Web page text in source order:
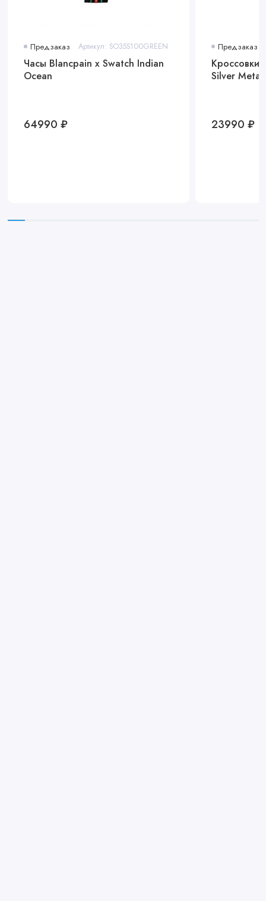
Предзаказ Артикул: SO35S100GREEN
Часы Blancpain x Swatch Indian
Ocean
64990 ₽
Предзаказ
Кроссовки
Silver
23990 ₽